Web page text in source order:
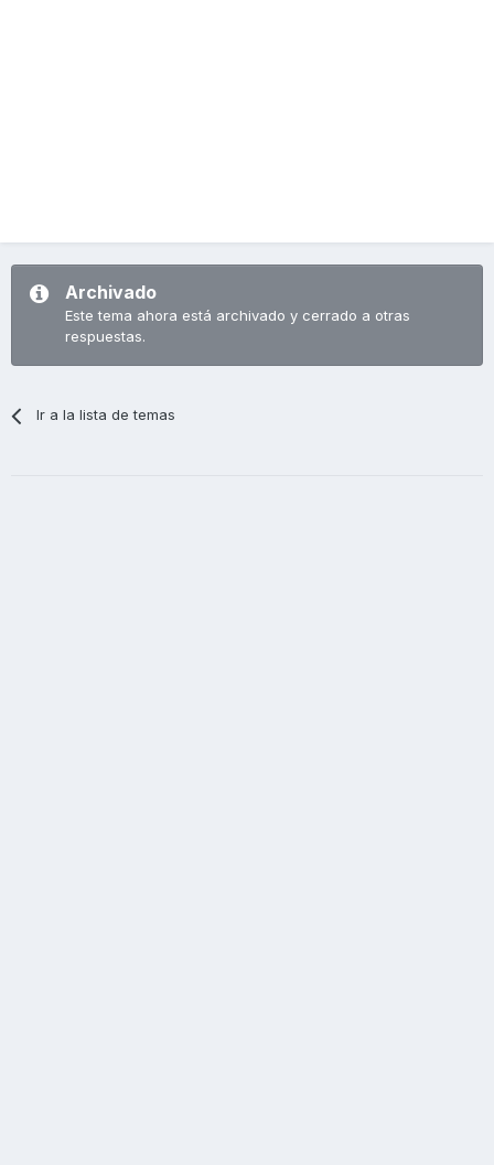
Archivado
Este tema ahora está archivado y cerrado a otras
respuestas.
Ir a la lista de temas